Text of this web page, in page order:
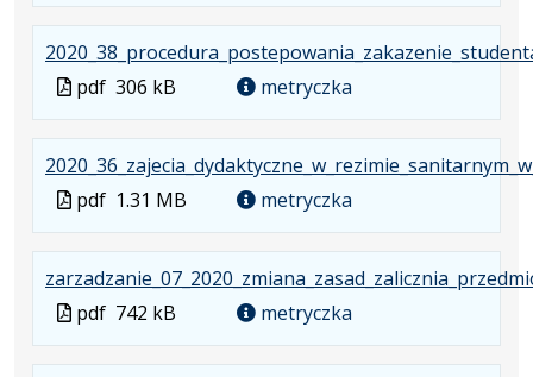
Plik
pdf 306 kB metryczka
Plik
pdf 1.31 MB metryczka
Plik
pdf 742 kB metryczka